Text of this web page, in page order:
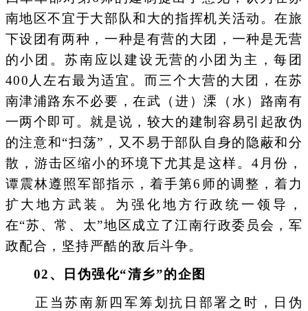
南地区不宜于大部队和大的指挥机关活动。在旅
下设团有两种，一种是有营的大团，一种是无营
的小团。苏南应以建设无营的小团为主，每团
400人左右最为适宜。而三个大营的大团，在苏
南津浦路东不必要，在武（进）溧（水）路南有
一两个即可。就是说，较大的建制容易引起敌伪
的注意和“扫荡”，又不易于部队自身的隐蔽和分
散，游击区缩小的环境下尤其是这样。4月份，
谭震林遵照军部指示，着手第6师的调整，着力
扩大地方武装。为强化地方行政统一领导，
在“苏、常、太”地区成立了江南行政委员会，军
政配合，坚持严酷的敌后斗争。
02、
日伪强化“清乡”的企图
正当苏南新四军筹划抗日部署之时，日伪